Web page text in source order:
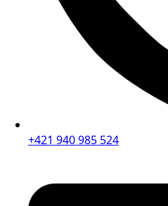
+421 940 985 524